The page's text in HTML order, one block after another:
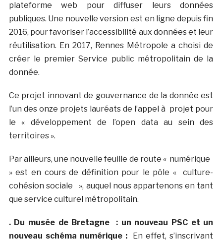
plateforme web pour diffuser leurs données
publiques. Une nouvelle version est en ligne depuis fin
2016, pour favoriser l’accessibilité aux données et leur
réutilisation. En 2017, Rennes Métropole a choisi de
créer le premier Service public métropolitain de la
donnée.
Ce projet innovant de gouvernance de la donnée est
l’un des onze projets lauréats de l’appel à projet pour
le « développement de l’open data au sein des
territoires ».
Par ailleurs, une nouvelle feuille de route « numérique
» est en cours de définition pour le pôle « culture-
cohésion sociale », auquel nous appartenons en tant
que service culturel métropolitain.
. Du musée de Bretagne : un nouveau PSC et un
nouveau schéma numérique :
En effet, s’inscrivant